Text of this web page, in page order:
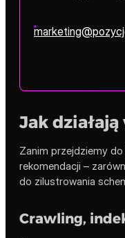
Jak
Zanim przejdziemy
rekomendacji –
do zilustrowania
Crawling,